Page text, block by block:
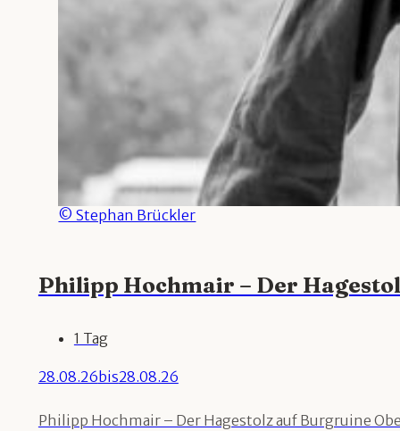
© Stephan Brückler
Philipp Hochmair – Der
1 Tag
28.08.26bis28.08.26
Philipp Hochmair – Der Hagestolz auf Burgruine